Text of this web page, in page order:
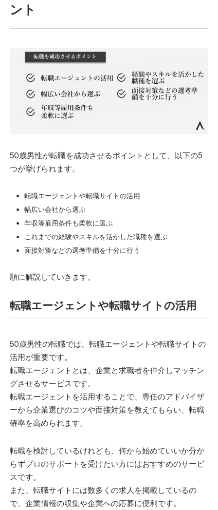
ント
50歳男性が転職を成功させるポイントとして、以下の5
つが挙げられます。
転職エージェントや転職サイトの活用
幅広い会社から選ぶ
年収等雇用条件も柔軟に選ぶ
これまでの経験やスキルを活かした職種を選ぶ
面接対策などの選考準備を十分に行う
順に解説していきます。
転職エージェントや転職サイトの活用
50歳男性の転職では、転職エージェントや転職サイトの
活用が重要です。
転職エージェントとは、企業と求職者を仲介しマッチン
グさせるサービスです。
転職エージェントを活用することで、専任のアドバイザ
ーから企業選びのコツや面接対策を教えてもらい、転職
確率を高められます。
転職を検討しているけれども、何から始めていいか分か
らずプロのサポートを受けたい方にはおすすめのサービ
スです。
また、転職サイトには数多くの求人を掲載しているの
で、企業情報の収集や企業への応募に便利です。